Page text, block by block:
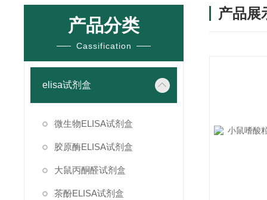
产品分类
Cassification
elisa试剂盒
微生物ELISA试剂盒
胶原酶ELISA试剂盒
大鼠丙酮醛试剂盒
茶酚ELISA试剂盒
产品展